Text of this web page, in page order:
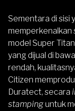
Sementara di sisi
memperkenalkan
model Super
yang dijual di
rendah,
Citizen
Duratect, secara
stampinguntuk